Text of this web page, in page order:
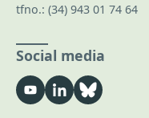
tfno.: (34) 943 01 74 64
Social media